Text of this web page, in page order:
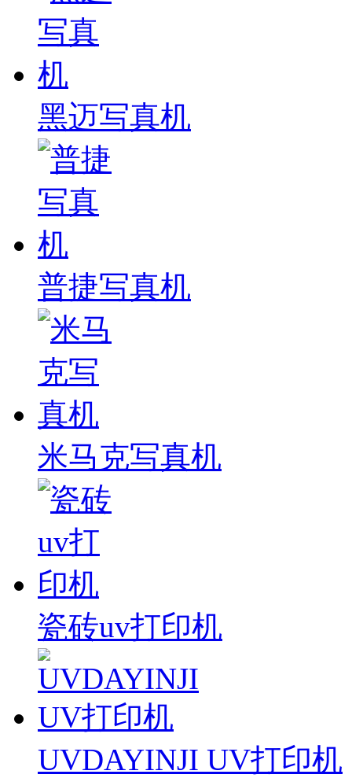
黑迈写真机
普捷写真机
米马克写真机
瓷砖uv打印机
UVDAYINJI UV打印机